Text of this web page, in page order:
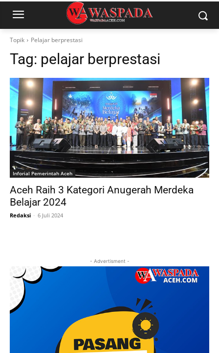
Topik Pelajar berprestasi
Tag: pelajar berprestasi
Inforial Pemerintah Aceh
Aceh Raih 3 Kategori Anugerah Merdeka
Belajar 2024
Redaksi - 6 Juli 2024
- Advertisment -